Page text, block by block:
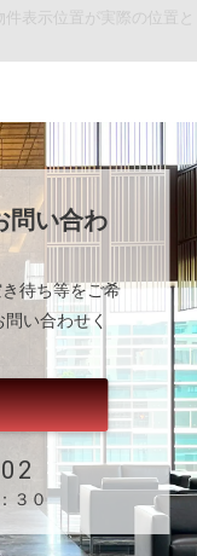
表示位置が実際の位置と
問い合わ
待ち等をご希
い合わせく
３０